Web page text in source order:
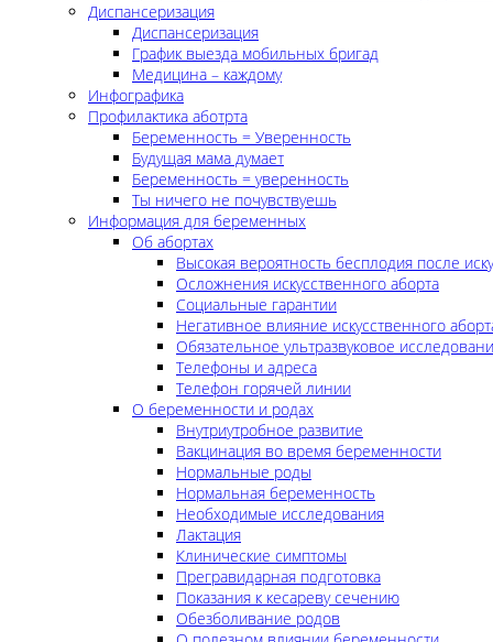
Диспансеризация
Диспансеризация
График выезда мобильных бригад
Медицина – каждому
Инфографика
Профилактика аботрта
Беременность = Уверенность
Будущая мама думает
Беременность = уверенность
Ты ничего не почувствуешь
Информация для беременных
Об абортах
Высокая вероятность бесплодия после
Осложнения искусственного аборта
Социальные гарантии
Негативное влияние искусственного
Обязательное ультразвуковое
Телефоны и адреса
Телефон горячей линии
О беременности и родах
Внутриутробное развитие
Вакцинация во время беременности
Нормальные роды
Нормальная беременность
Необходимые исследования
Лактация
Клинические симптомы
Прегравидарная подготовка
Показания к кесареву сечению
Обезболивание родов